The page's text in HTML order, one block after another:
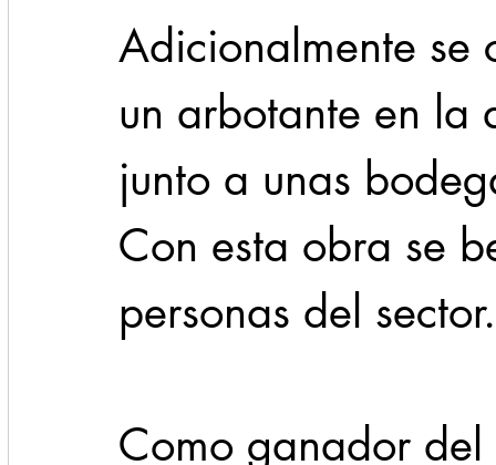
Adicionalmente
un arbotante en la
junto a unas
Con esta obra se
personas del sector.
Como ganador